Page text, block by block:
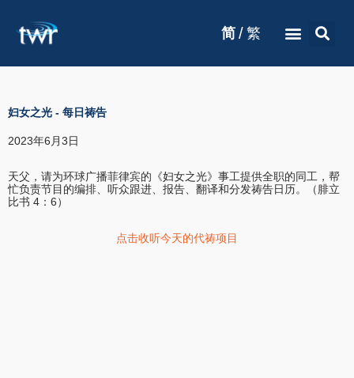
简 / 繁
妇女之光 - 每日祷告
2023年6月3日
天父，请为环球广播菲律宾的《妇女之光》事工提供全职的同工，帮
忙负责节目的编排、听众跟进、报告、翻译和分发祷告日历。（腓立
比书 4：6）
点击收听今天的代祷项目